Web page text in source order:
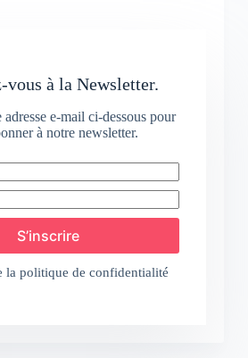
vous à la Newsletter.
adresse e-mail ci-dessous pour
à notre newsletter.
S’inscrire
la politique de confidentialité